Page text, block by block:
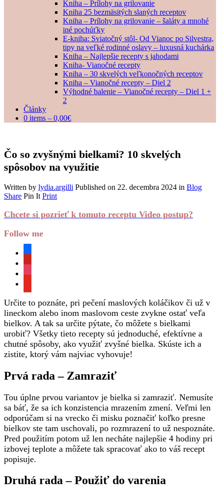
Kniha – Prílohy na grilovanie
Kniha 25 bezmäsitých slaných receptov
Kniha – Prílohy na grilovanie – šaláty a mnohé
iné pochúťky
E-kniha: Sviatočný stôl- Od Vianoc po Silvestra,
tipy na veľké rodinné oslavy – luxusná kuchárka
Kniha – Najlepšie recepty s jahodami
Kniha- Vianočné recepty
Kniha – 30 skvelých veľkonočných receptov
Kniha – Vianočné recepty – Diel 2
Výhodné balenie – Vianočné recepty – Diel 1 +
2
Články
0 items – 0,00€
Čo so zvyšnými bielkami? 10 skvelých
spôsobov na využitie
Written by lydia.argilli Published on 22. decembra 2024 in Blog
Share Pin It Print
Chcete si pozrieť k tomuto receptu Video postup?
Follow me
Určite to poznáte, pri pečení maslových koláčikov či už v
lineckom alebo inom maslovom ceste zvykne ostať veľa
bielkov. A tak sa určite pýtate, čo môžete s bielkami
urobiť? Všetky tieto recepty sú jednoduché, efektívne a
chutné spôsoby, ako využiť zvyšné bielka. Skúste ich a
zistite, ktorý vám najviac vyhovuje!
Prvá rada – Zamraziť
Tou úplne prvou variantov je bielka si zamraziť. Nemusíte
sa báť, že sa ich konzistencia mrazením zmení. Veľmi len
odporúčam si na vrecko či misku poznačiť koľko presne
bielkov ste tam uschovali, po rozmrazení to už nespoznáte.
Pred použitím potom už len necháte najlepšie 4 hodiny pri
izbovej teplote a môžete tak spracovať ako to váš recept
popisuje.
Druhá rada – Použiť do varenia